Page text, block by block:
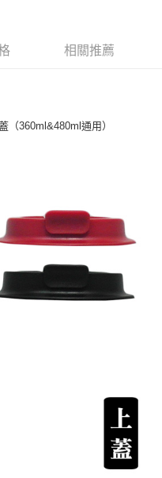
結帳。
訊。
訊中的連結，可透過四大超商／
視為交易完成。
仍視為有效，需透過AFTEE先享
結帳頁面顯示為準，若有關於
AFTEE先享後付」服務完成之交
，並將交易相關給付款項請求債
址：
或監護人之同意方可使用
起之損失，本公司不負相關責
費
費
費
費
相關推薦
（360ml&480ml通用）